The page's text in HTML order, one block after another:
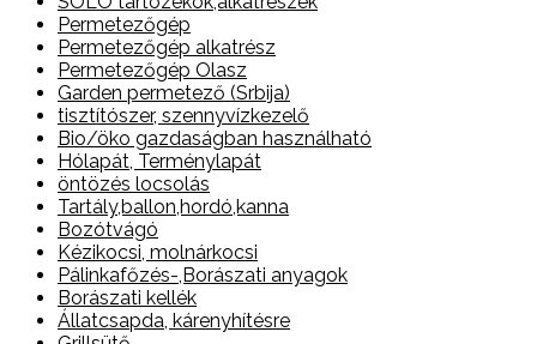
Permetezőgép
Permetezőgép alkatrész
Permetezőgép Olasz
Garden permetező (Srbija)
tisztítószer, szennyvízkezelő
Bio/öko gazdaságban használható
Hólapát, Terménylapát
öntözés locsolás
Tartály,ballon,hordó,kanna
Bozótvágó
Kézikocsi, molnárkocsi
Pálinkafőzés-,Borászati anyagok
Borászati kellék
Állatcsapda, kárenyhítésre